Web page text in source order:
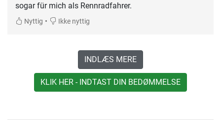
sogar für mich als Rennradfahrer.
Nyttig • Ikke nyttig
INDLÆS MERE
KLIK HER - INDTAST DIN BEDØMMELSE